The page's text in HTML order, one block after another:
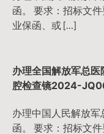
函。 要求：招标文
业保函、或 […]
办理全国解放军总
腔检查镜2024-
办理中国人民解放
函。 要求：招标文